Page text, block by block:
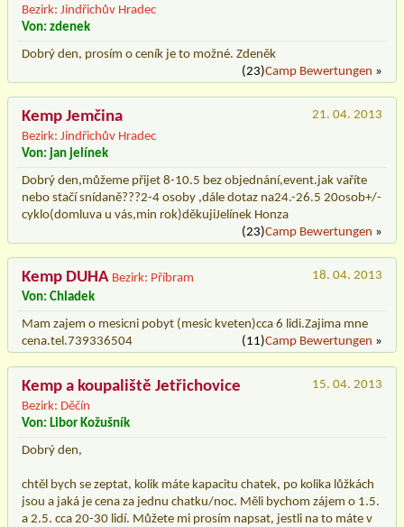
Bezirk: Jindřichův Hradec
Von: zdenek
Dobrý den, prosím o ceník je to možné. Zdeněk
(23)Camp Bewertungen »
Kemp Jemčina
Bezirk: Jindřichův Hradec
21. 04. 2013
Von: jan jelínek
Dobrý den,můžeme přijet 8-10.5 bez objednání,event.jak vaříte
nebo stačí snídaně???2-4 osoby ,dále dotaz na24.-26.5 20osob+/-
cyklo(domluva u vás,min rok)děkujiJelínek Honza
(23)Camp Bewertungen »
Kemp DUHA Bezirk: Příbram
18. 04. 2013
Von: Chladek
Mam zajem o mesicni pobyt (mesic kveten)cca 6 lidi.Zajima mne
cena.tel.739336504
(11)Camp Bewertungen »
Kemp a koupaliště Jetřichovice
Bezirk: Děčín
15. 04. 2013
Von: Libor Kožušník
Dobrý den,
chtěl bych se zeptat, kolik máte kapacitu chatek, po kolika lůžkách
jsou a jaká je cena za jednu chatku/noc. Měli bychom zájem o 1.5.
a 2.5. cca 20-30 lidí. Můžete mi prosím napsat, jestli na to máte v